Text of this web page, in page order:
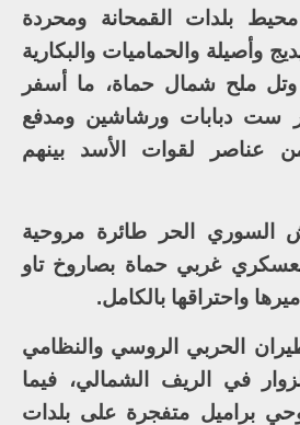
بلدات القمحانة ومحردة
وأصيلة والحماميات والبكارية
وتل ملح شمال حماة، ما أسفر
ست دبابات ورشاشين ومدفع
ومقتل 16 من عناصر لقوات الأسد بينهم
السوري الحر طائرة مروحية
غربي حماة بصاروخ تاو
واحتراقها بالكامل.
الحربي الروسي والنظامي
في الريف الشمالي، فيما
براميل متفجرة على بلدات